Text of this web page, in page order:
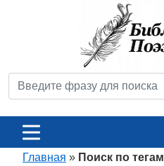
Главная » Поиск по тегам